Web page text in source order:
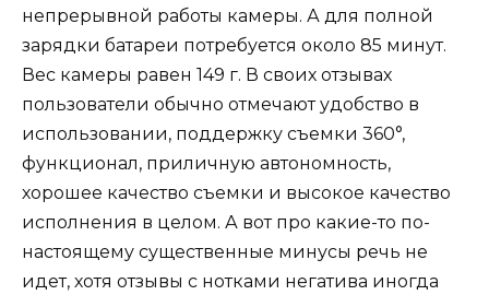
непрерывной работы камеры. А для полной
зарядки батареи потребуется около 85 минут.
Вес камеры равен 149 г. В своих отзывах
пользователи обычно отмечают удобство в
использовании, поддержку съемки 360°,
функционал, приличную автономность,
хорошее качество съемки и высокое качество
исполнения в целом. А вот про какие-то по-
настоящему существенные минусы речь не
идет, хотя отзывы с нотками негатива иногда